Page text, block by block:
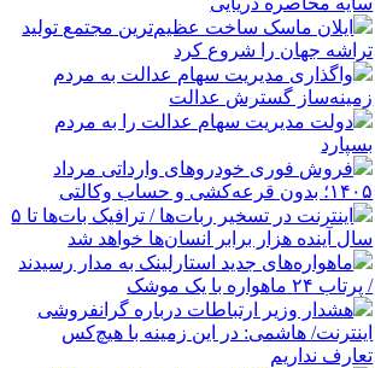
ایلان ماسک ساخت عظیم‌ترین مجتمع تولید
تراشه جهان را شروع کرد
واگذاری مدیریت سهام عدالت به مردم
زمینه‌ساز گسترش عدالت
دولت مدیریت سهام عدالت را به مردم
بسپارد
فروش فوری خودروهای وارداتی مرداد
۱۴۰۵؛ بدون قرعه‌کشی و حساب وکالتی
اینترنت در تسخیر ربات‌ها / ترافیک بات‌ها تا ۵
سال آینده هزار برابر انسان‌ها خواهد شد
ماهواره‌های جدید استارلینک به مدار رسیدند
/ پرتاب ۲۴ ماهواره با یک موشک
هشدار وزیر ارتباطات درباره گرانفروشی
اینترنت/ هاشمی: در این زمینه با هیچ‌کس
تعارف نداریم